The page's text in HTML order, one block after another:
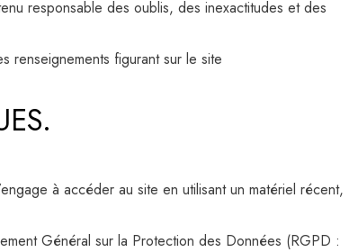
responsable des oublis, des inexactitudes et des
renseignements figurant sur le site
à accéder au site en utilisant un matériel récent,
Général sur la Protection des Données (RGPD :